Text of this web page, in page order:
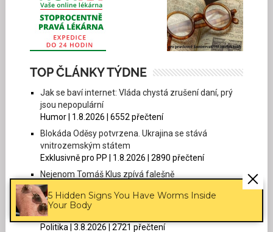
5 Hidden Signs You Have Worms Inside
Your Body
TOP ČLÁNKY TÝDNE
Jak se baví internet: Vláda chystá zrušení daní, prý
jsou nepopulární
Humor | 1.8.2026 | 6552 přečtení
Blokáda Oděsy potvrzena. Ukrajina se stává
vnitrozemským státem
Exklusivně pro PP | 1.8.2026 | 2890 přečtení
Nejenom Tomáš Klus zpívá falešně
Společnost | 3.8.2026 | 2737 přečtení
Thomas Paukner: Danuše Nerudová lhala, vláda
lhala, média tleskala a dopadlo to jako vždycky
Politika | 3.8.2026 | 2721 přečtení